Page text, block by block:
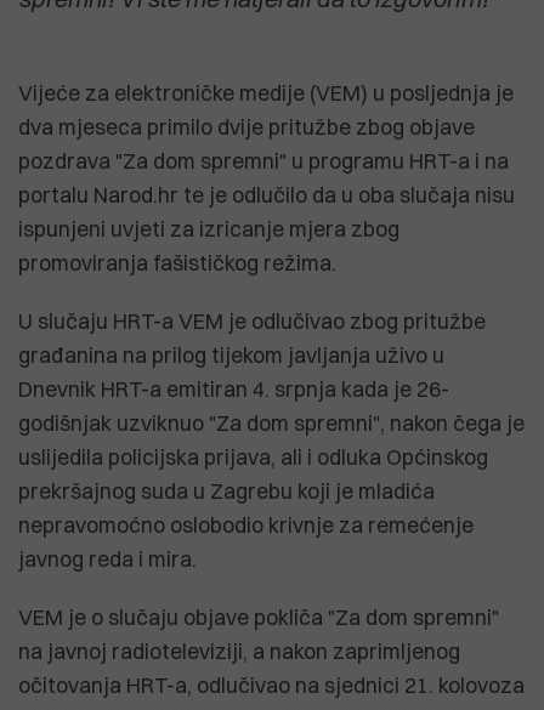
Vijeće za elektroničke medije (VEM) u posljednja je
dva mjeseca primilo dvije pritužbe zbog objave
pozdrava "Za dom spremni" u programu HRT-a i na
portalu Narod.hr te je odlučilo da u oba slučaja nisu
ispunjeni uvjeti za izricanje mjera zbog
promoviranja fašističkog režima.
U slučaju HRT-a VEM je odlučivao zbog pritužbe
građanina na prilog tijekom javljanja uživo u
Dnevnik HRT-a emitiran 4. srpnja kada je 26-
godišnjak uzviknuo "Za dom spremni", nakon čega je
uslijedila policijska prijava, ali i odluka Općinskog
prekršajnog suda u Zagrebu koji je mladića
nepravomoćno oslobodio krivnje za remećenje
javnog reda i mira.
VEM je o slučaju objave pokliča "Za dom spremni"
na javnoj radioteleviziji, a nakon zaprimljenog
očitovanja HRT-a, odlučivao na sjednici 21. kolovoza